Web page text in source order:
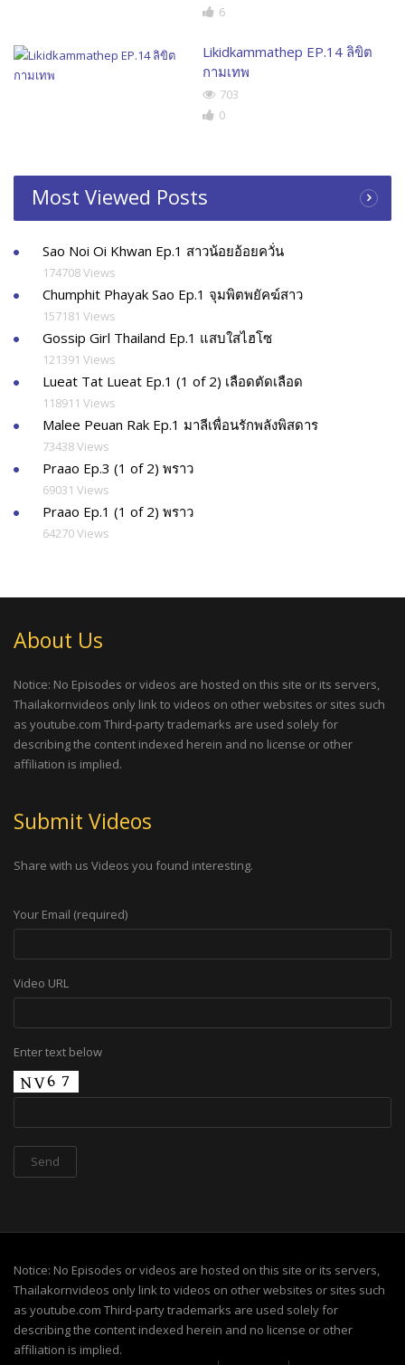
6
Likidkammathep EP.14 ลิขิต
กามเทพ
703
0
Most Viewed Posts
Sao Noi Oi Khwan Ep.1 สาวน้อยอ้อยควั่น
174708 Views
Chumphit Phayak Sao Ep.1 จุมพิตพยัคฆ์สาว
157181 Views
Gossip Girl Thailand Ep.1 แสบใสไฮโซ
121391 Views
Lueat Tat Lueat Ep.1 (1 of 2) เลือดตัดเลือด
118911 Views
Malee Peuan Rak Ep.1 มาลีเพื่อนรักพลังพิสดาร
73438 Views
Praao Ep.3 (1 of 2) พราว
69031 Views
Praao Ep.1 (1 of 2) พราว
64270 Views
About Us
Notice: No Episodes or videos are hosted on this site or its servers,
Thailakornvideos only link to videos on other websites or sites such
as youtube.com Third-party trademarks are used solely for
describing the content indexed herein and no license or other
affiliation is implied.
Submit Videos
Share with us Videos you found interesting.
Your Email (required)
Video URL
Enter text below
Notice: No Episodes or videos are hosted on this site or its servers,
Thailakornvideos only link to videos on other websites or sites such
as youtube.com Third-party trademarks are used solely for
describing the content indexed herein and no license or other
affiliation is implied.